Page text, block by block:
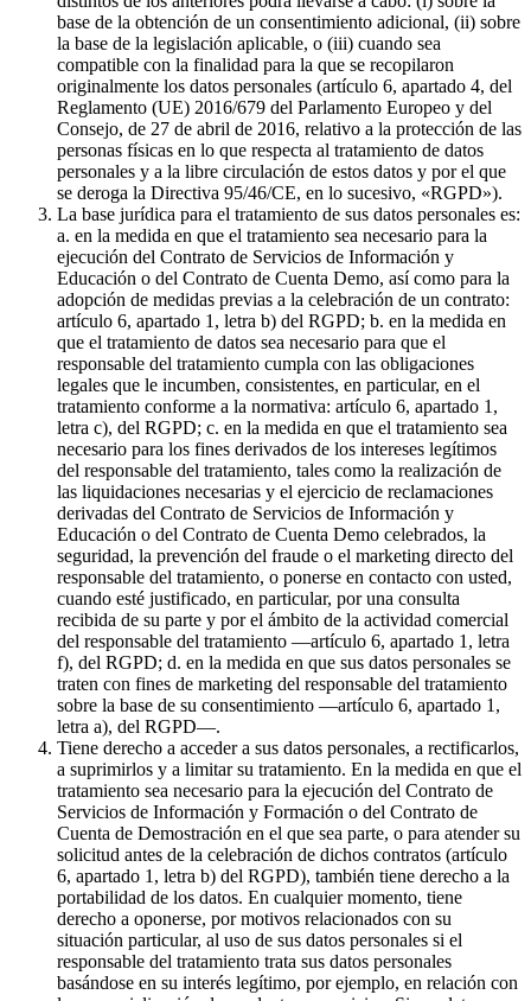
base de la obtención de un consentimiento adicional, (ii) sobre
la base de la legislación aplicable, o (iii) cuando sea
compatible con la finalidad para la que se recopilaron
originalmente los datos personales (artículo 6, apartado 4, del
Reglamento (UE) 2016/679 del Parlamento Europeo y del
Consejo, de 27 de abril de 2016, relativo a la protección de las
personas físicas en lo que respecta al tratamiento de datos
personales y a la libre circulación de estos datos y por el que
se deroga la Directiva 95/46/CE, en lo sucesivo, «RGPD»).
La base jurídica para el tratamiento de sus datos personales es:
a. en la medida en que el tratamiento sea necesario para la
ejecución del Contrato de Servicios de Información y
Educación o del Contrato de Cuenta Demo, así como para la
adopción de medidas previas a la celebración de un contrato:
artículo 6, apartado 1, letra b) del RGPD; b. en la medida en
que el tratamiento de datos sea necesario para que el
responsable del tratamiento cumpla con las obligaciones
legales que le incumben, consistentes, en particular, en el
tratamiento conforme a la normativa: artículo 6, apartado 1,
letra c), del RGPD; c. en la medida en que el tratamiento sea
necesario para los fines derivados de los intereses legítimos
del responsable del tratamiento, tales como la realización de
las liquidaciones necesarias y el ejercicio de reclamaciones
derivadas del Contrato de Servicios de Información y
Educación o del Contrato de Cuenta Demo celebrados, la
seguridad, la prevención del fraude o el marketing directo del
responsable del tratamiento, o ponerse en contacto con usted,
cuando esté justificado, en particular, por una consulta
recibida de su parte y por el ámbito de la actividad comercial
del responsable del tratamiento —artículo 6, apartado 1, letra
f), del RGPD; d. en la medida en que sus datos personales se
traten con fines de marketing del responsable del tratamiento
sobre la base de su consentimiento —artículo 6, apartado 1,
letra a), del RGPD—.
Tiene derecho a acceder a sus datos personales, a rectificarlos,
a suprimirlos y a limitar su tratamiento. En la medida en que el
tratamiento sea necesario para la ejecución del Contrato de
Servicios de Información y Formación o del Contrato de
Cuenta de Demostración en el que sea parte, o para atender su
solicitud antes de la celebración de dichos contratos (artículo
6, apartado 1, letra b) del RGPD), también tiene derecho a la
portabilidad de los datos. En cualquier momento, tiene
derecho a oponerse, por motivos relacionados con su
situación particular, al uso de sus datos personales si el
responsable del tratamiento trata sus datos personales
basándose en su interés legítimo, por ejemplo, en relación con